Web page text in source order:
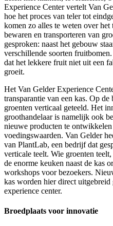
Experience Center vertelt Van
hoe het proces van teler tot
komen zo alles te weten over
bewaren en transporteren van
gesproken: naast het gebouw
verschillende soorten
dat het lekkere fruit niet uit een
groeit.
Het Van Gelder Experience
transparantie van een kas. Op
groenten verticaal geteeld. Het
groothandelaar is namelijk ook
nieuwe producten te ontwikkelen
voedingswaarden. Van Gelder
van PlantLab, een bedrijf dat
verticale teelt. Wie groenten
de enorme keuken naast de kas
workshops voor bezoekers.
kas worden hier direct uitgebreid
experience center.
Broedplaats voor innovatie